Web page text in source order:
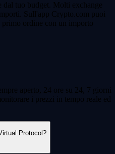
dal tuo budget. Molti exchange
Sull'app Crypto.com puoi
ordine con un importo
aperto, 24 ore su 24, 7 giorni
i prezzi in tempo reale ed
Protocol?